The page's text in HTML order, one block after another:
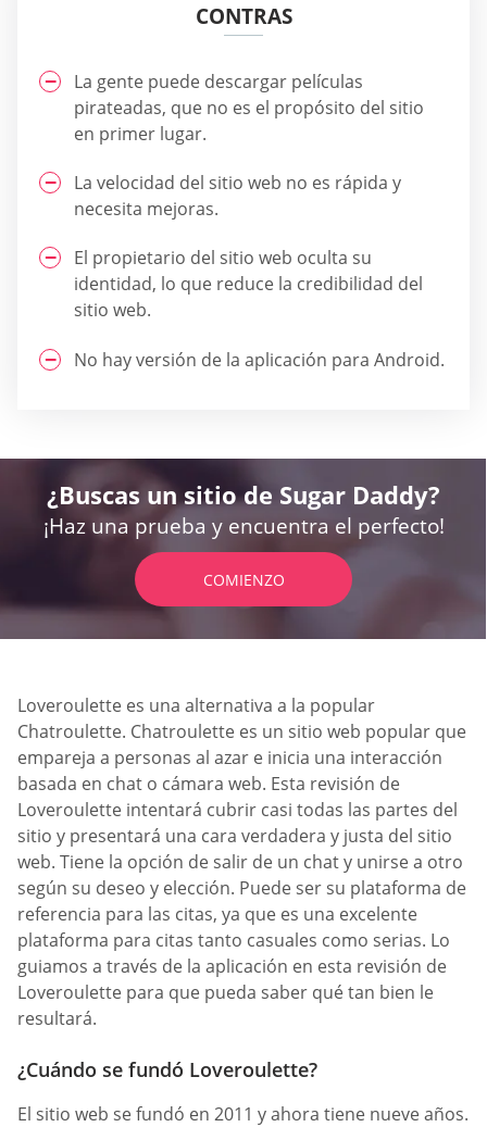
CONTRAS
La gente puede descargar películas
pirateadas, que no es el propósito del sitio
en primer lugar.
La velocidad del sitio web no es rápida y
necesita mejoras.
El propietario del sitio web oculta su
identidad, lo que reduce la credibilidad del
sitio web.
No hay versión de la aplicación para Android.
¿Buscas un sitio de Sugar Daddy?
¡Haz una prueba y encuentra el perfecto!
COMIENZO
Loveroulette es una alternativa a la popular
Chatroulette. Chatroulette es un sitio web popular que
empareja a personas al azar e inicia una interacción
basada en chat o cámara web. Esta revisión de
Loveroulette intentará cubrir casi todas las partes del
sitio y presentará una cara verdadera y justa del sitio
web. Tiene la opción de salir de un chat y unirse a otro
según su deseo y elección. Puede ser su plataforma de
referencia para las citas, ya que es una excelente
plataforma para citas tanto casuales como serias. Lo
guiamos a través de la aplicación en esta revisión de
Loveroulette para que pueda saber qué tan bien le
resultará.
¿Cuándo se fundó Loveroulette?
El sitio web se fundó en 2011 y ahora tiene nueve años.